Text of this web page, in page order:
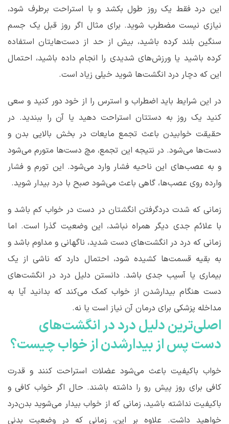
این درد فقط یک روز طول بکشد و با استراحت برطرف شود،
نیازی نیست مضطرب شوید. برای مثال اگر روز قبل یک جسم
سنگین بلند کرده باشید، بیش از حد از دست‌هایتان استفاده
کرده باشید یا ورزش‌های شدیدی را انجام داده باشید، احتمال
این که دچار درد انگشت‌ها شوید خیلی زیاد است.
در این شرایط باید اضطراب و استرس را از خود دور کنید و سعی
کنید یک روز به دستتان استراحت دهید یا آن را ببندید. در
حقیقت خوابیدن باعث تجمع مایعات در بخش بالایی بدن و
دست‌ها می‌شود. در نتیجه این تجمع، مچ دست‌ها متورم می‌شود
و به عصب‌های این ناحیه فشار وارد می‌شود. این تورم و فشار
وارده روی عصب‌ها، گاهی باعث می‌شود صبح با درد بیدار شوید.
زمانی که شدت دردگرفتن انگشتان در دست در خواب کم باشد و
با علائم جدی دیگر همراه نباشد، این وضعیت گذرا است. اما
زمانی که درد در انگشت‌های دست شدید، ناگهانی و مداوم باشد و
به بقیه قسمت‌ها کشیده شود، احتمال دارد که ناشی از یک
بیماری یا آسیب جدی باشد. دانستن دلیل درد در انگشت‌های
دست هنگام بیدارشدن از خواب کمک می‌کند که بدانید آیا به
مداخله پزشکی برای درمان آن نیاز است یا نه.
اصلی‌تریندلیل درد در انگشت‌های
دست پس از بیدارشدن از خوابچیست؟
خواب باکیفیت باعث می‌شود عضلات استراحت کنند و قدرت
کافی برای روز پیش رو را داشته باشند. حال اگر خواب کافی و
باکیفیت نداشته باشید، زمانی که از خواب بیدار می‌شوید بدن‌درد
خواهید داشت. علاوه بر این، زمانی که در وضعیت بدنی